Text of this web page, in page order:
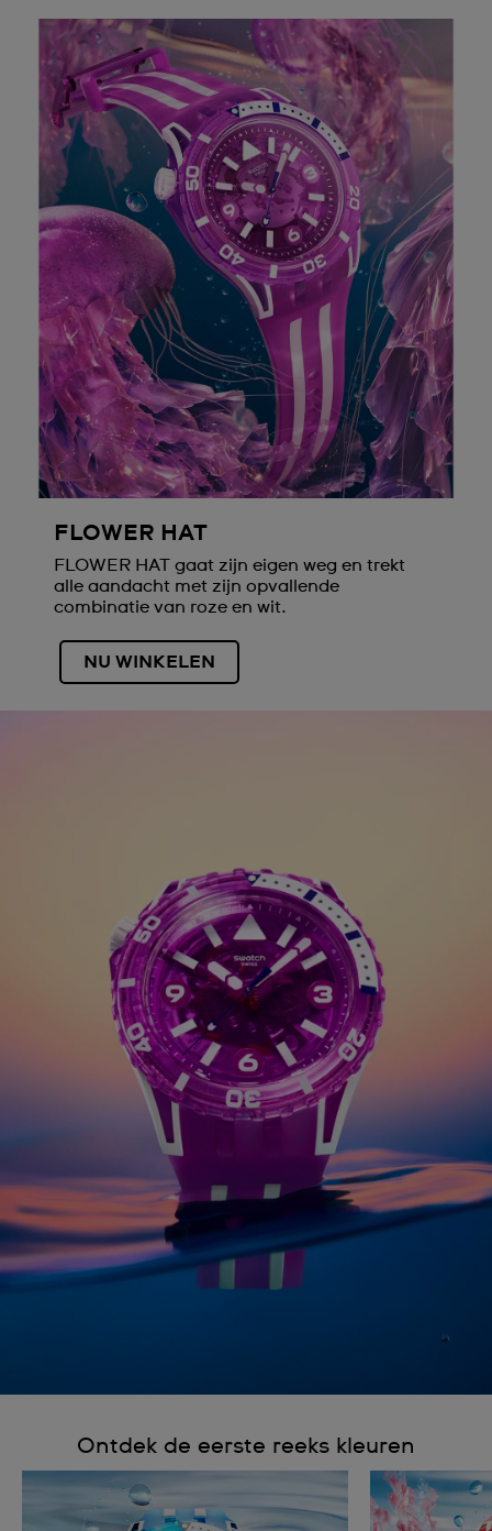
FLOWER HAT
FLOWER HAT gaat zijn eigen weg en trekt
alle aandacht met zijn opvallende
combinatie van roze en wit.
NU WINKELEN
Ontdek de eerste reeks kleuren